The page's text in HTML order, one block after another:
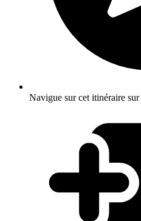
Navigue sur cet itinéraire sur